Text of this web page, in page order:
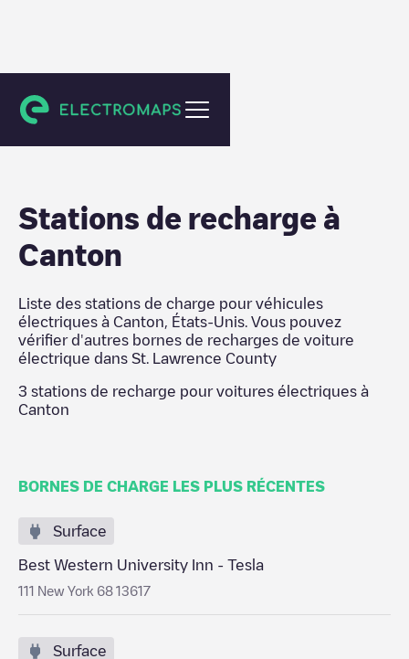
St. Lawrence County
Stations de recharge à
Canton
Liste des stations de charge pour véhicules
électriques à Canton États-Unis . Vous pouvez
vérifier d'autres bornes de recharges de voiture
électrique dans St. Lawrence County
3 stations de recharge pour voitures électriques à
Canton
BORNES DE CHARGE LES PLUS RÉCENTES
Surface
Best Western University Inn - Tesla
111 New York 68 13617
Surface